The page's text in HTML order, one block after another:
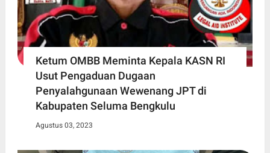
Ketum OMBB Meminta Kepala KASN RI
Usut Pengaduan Dugaan
Penyalahgunaan Wewenang JPT di
Kabupaten Seluma Bengkulu
Agustus 03, 2023